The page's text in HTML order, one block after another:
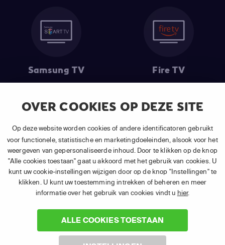
OVER COOKIES OP DEZE SITE
Op deze website worden cookies of andere identificatoren gebruikt
voor functionele, statistische en marketingdoeleinden, alsook voor het
weergeven van gepersonaliseerde inhoud. Door te klikken op de knop
"Alle cookies toestaan" gaat u akkoord met het gebruik van cookies. U
kunt uw cookie-instellingen wijzigen door op de knop "Instellingen" te
klikken. U kunt uw toestemming intrekken of beheren en meer
informatie over het gebruik van cookies vindt u hier.
ALLE COOKIES TOESTAAN
Samsung TV Fire TV
(1) De eerste 30 dagen gratis: Geldig op alle nieuwe abonnementen
van APP TV Light, Basic of Plus.
(2) Prijs abonnement : Incl. BTW.
(3) Restart & Replayis beschikbaar voorvolgende zendersafhankelijk
van je gekozen pakket.
2026 Canal+ Luxembourg S. à r.l. - Alle rechten voorbehouden. TV